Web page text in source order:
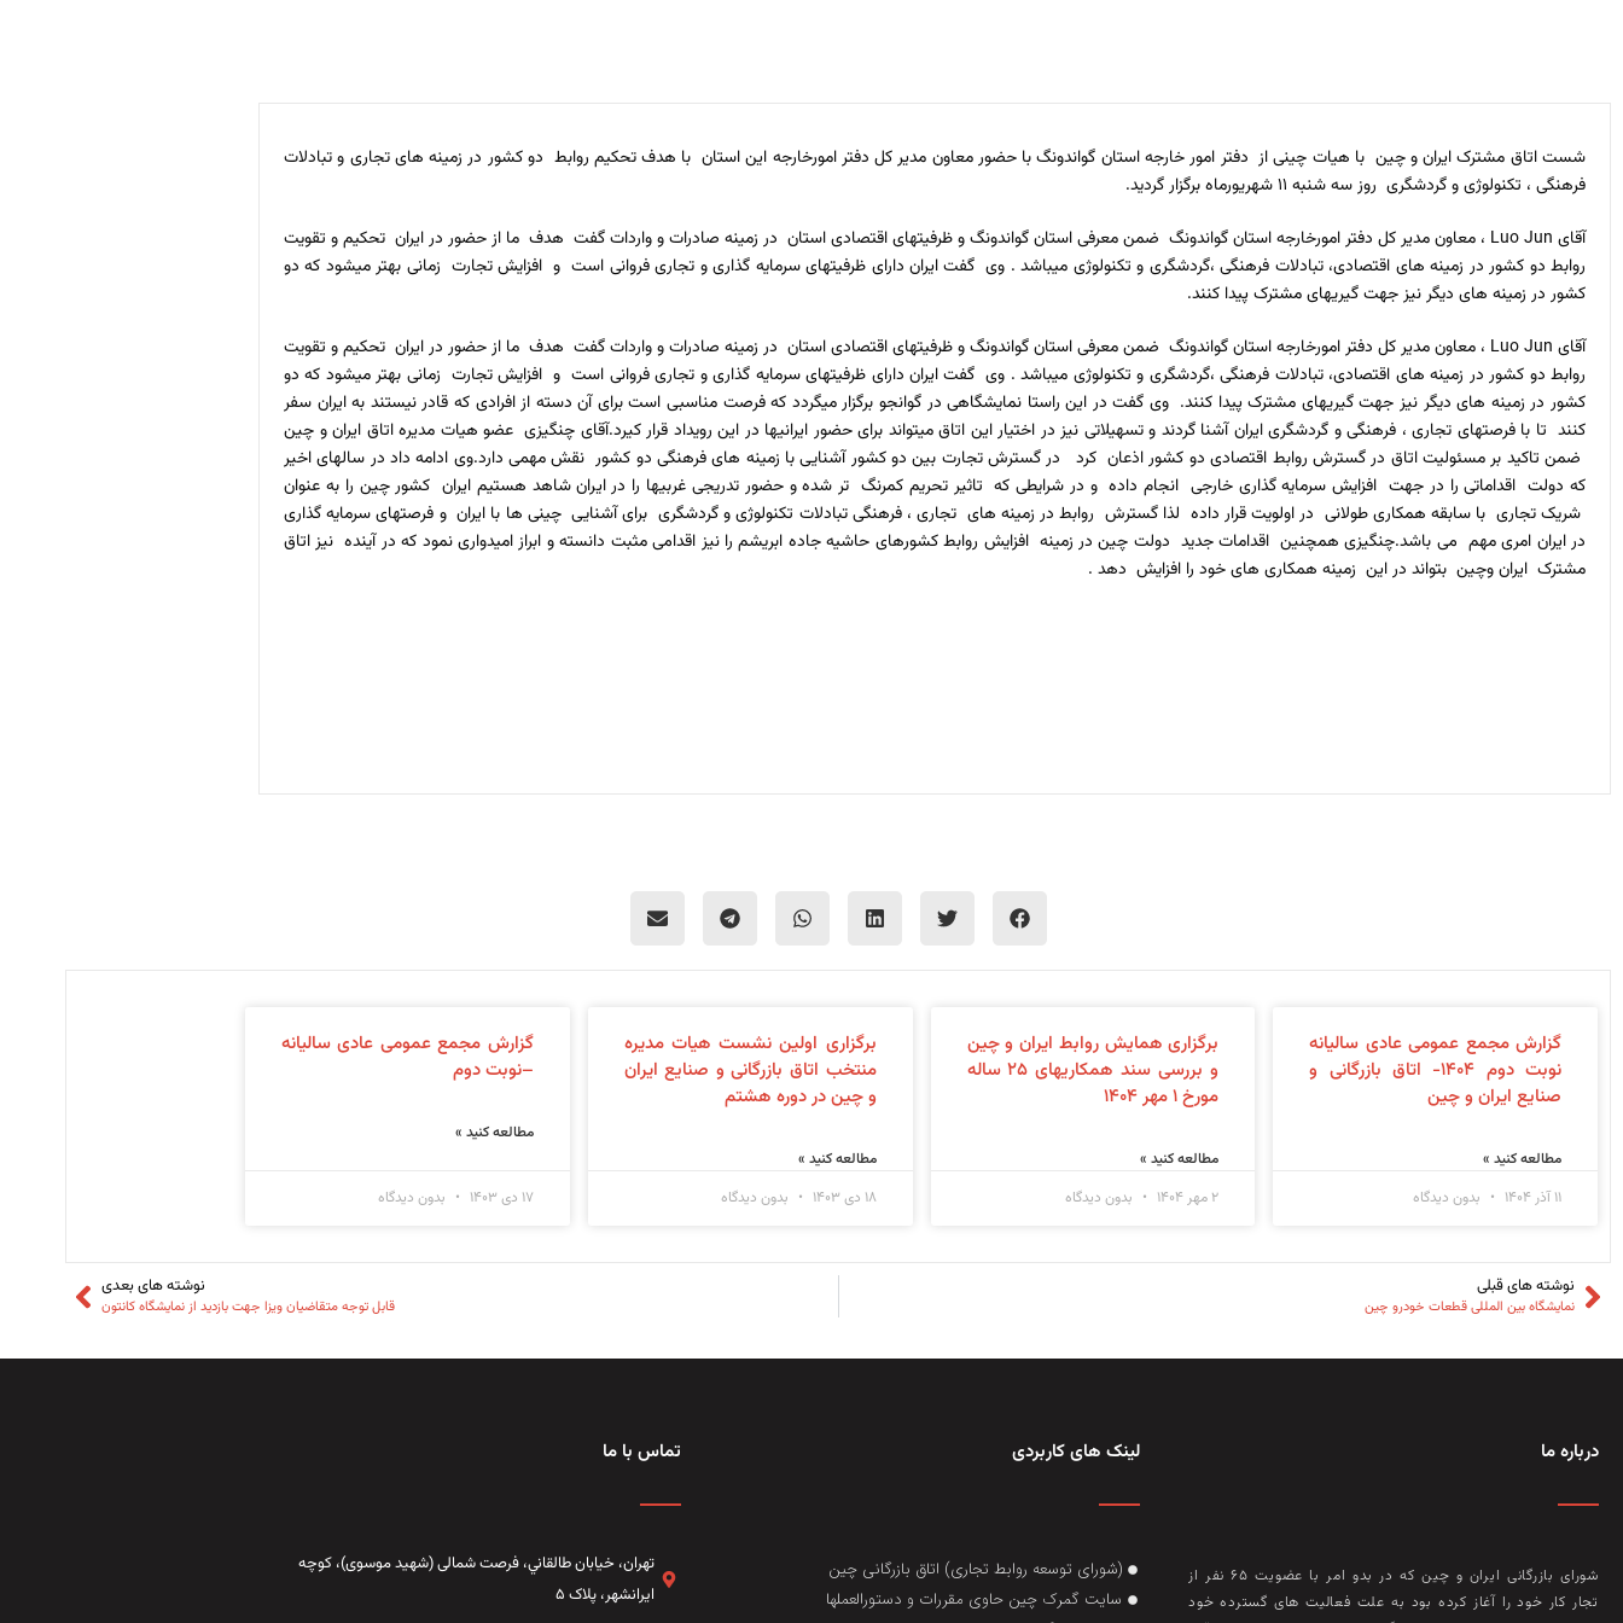
شست اتاق مشترک ایران و چین با هیات چینی از دفتر امور خارجه استان گواندونگ با حضور معاون مدیر کل دفتر امورخارجه این استان با هدف تحکیم روابط دو کشور در زمینه های تجاری و تبادلات
فرهنگی ، تکنولوژی و گردشگری روز سه شنبه ۱۱ شهریورماه برگزار گردید.
آقای Luo Jun ، معاون مدیر کل دفتر امورخارجه استان گواندونگ ضمن معرفی استان گواندونگ و ظرفیتهای اقتصادی استان در زمینه صادرات و واردات گفت هدف ما از حضور در ایران تحکیم و تقویت
روابط دو کشور در زمینه های اقتصادی، تبادلات فرهنگی ،گردشگری و تکنولوژی میباشد . وی گفت ایران دارای ظرفیتهای سرمایه گذاری و تجاری فروانی است و افزایش تجارت زمانی بهتر میشود که دو
کشور در زمینه های دیگر نیز جهت گیریهای مشترک پیدا کنند.
آقای Luo Jun ، معاون مدیر کل دفتر امورخارجه استان گواندونگ ضمن معرفی استان گواندونگ و ظرفیتهای اقتصادی استان در زمینه صادرات و واردات گفت هدف ما از حضور در ایران تحکیم و تقویت
روابط دو کشور در زمینه های اقتصادی، تبادلات فرهنگی ،گردشگری و تکنولوژی میباشد . وی گفت ایران دارای ظرفیتهای سرمایه گذاری و تجاری فروانی است و افزایش تجارت زمانی بهتر میشود که دو
کشور در زمینه های دیگر نیز جهت گیریهای مشترک پیدا کنند. وی گفت در این راستا نمایشگاهی در گوانجو برگزار میگردد که فرصت مناسبی است برای آن دسته از افرادی که قادر نیستند به ایران سفر
کنند تا با فرصتهای تجاری ، فرهنگی و گردشگری ایران آشنا گردند و تسهیلاتی نیز در اختیار این اتاق میتواند برای حضور ایرانیها در این رویداد قرار کیرد.آقای چنگیزی عضو هیات مدیره اتاق ایران و چین
ضمن تاکید بر مسئولیت اتاق در گسترش روابط اقتصادی دو کشور اذعان کرد در گسترش تجارت بین دو کشور آشنایی با زمینه های فرهنگی دو کشور نقش مهمی دارد.وی ادامه داد در سالهای اخیر
که دولت اقداماتی را در جهت افزایش سرمایه گذاری خارجی انجام داده و در شرایطی که تاثیر تحریم کمرنگ تر شده و حضور تدریجی غربیها را در ایران شاهد هستیم ایران کشور چین را به عنوان
شریک تجاری با سابقه همکاری طولانی در اولویت قرار داده لذا گسترش روابط در زمینه های تجاری ، فرهنگی تبادلات تکنولوژی و گردشگری برای آشنایی چینی ها با ایران و فرصتهای سرمایه گذاری
در ایران امری مهم می باشد.چنگیزی همچنین اقدامات جدید دولت چین در زمینه افزایش روابط کشورهای حاشیه جاده ابریشم را نیز اقدامی مثبت دانسته و ابراز امیدواری نمود که در آینده نیز اتاق
مشترک ایران وچین بتواند در این زمینه همکاری های خود را افزایش دهد .
گزارش مجمع عمومی عادی سالیانه
نوبت دوم ۱۴۰۴- اتاق بازرگانی و
صنایع ایران و چین
مطالعه کنید »
۱۱ آذر ۱۴۰۴
بدون دیدگاه
برگزاری همایش روابط ایران و چین
و بررسی سند همکاریهای ۲۵ ساله
مورخ ۱ مهر ۱۴۰۴
مطالعه کنید »
۲ مهر ۱۴۰۴
بدون دیدگاه
برگزاری اولین نشست هیات مدیره
منتخب اتاق بازرگانی و صنایع ایران
و چین در دوره هشتم
مطالعه کنید »
۱۸ دی ۱۴۰۳
بدون دیدگاه
گزارش مجمع عمومی عادی سالیانه
–نوبت دوم
مطالعه کنید »
۱۷ دی ۱۴۰۳ بدون دیدگاه
نوشته های قبلی
نمایشگاه بین المللی قطعات خودرو چین
نوشته های بعدی
قابل توجه متقاضیان ویزا جهت بازدید از نمایشگاه کانتون
درباره ما
شورای بازرگانی ایران و چین که در بدو امر با عضويت ۶۵ نفر از
تجار کار خود را آغاز کرده بود به علت فعاليت‌ های گسترده خود
لینک های کاربردی
(شورای توسعه روابط تجاری) اتاق بازرگانی چین
سایت گمرک چین حاوی مقررات و دستورالعملها
تماس با ما
تهران، خيابان طالقاني،‌ فرصت شمالی (شهید موسوی)، کوچه
ایرانشهر، پلاک ۵